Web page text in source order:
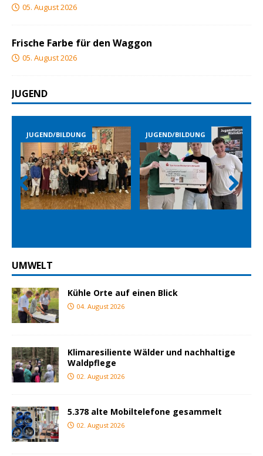
05. August 2026
Frische Farbe für den Waggon
05. August 2026
JUGEND
JUGEND/BILDUNG JUGEND/BILDUNG
Prev
ious
Nex
t
UMWELT
Kühle Orte auf einen Blick
04. August 2026
Klimaresiliente Wälder und nachhaltige
Waldpflege
02. August 2026
5.378 alte Mobiltelefone gesammelt
02. August 2026